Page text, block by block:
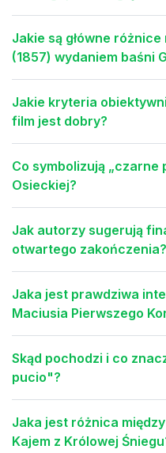
Jakie są główne różnice
(1857) wydaniem baśni
Jakie kryteria
film jest dobry?
Co symbolizują „czarne
Osieckiej?
Jak autorzy sugerują
otwartego zakończenia?
Jaka jest prawdziwa
Maciusia Pierwszego
Skąd pochodzi i co
pucio"?
Jaka jest różnica
Kajem z Królowej